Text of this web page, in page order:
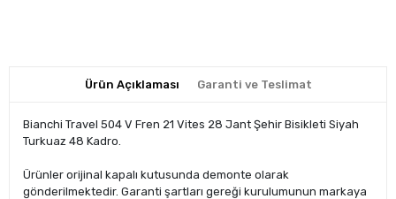
Ürün Açıklaması Garanti ve Teslimat
Bianchi Travel 504 V Fren 21 Vites 28 Jant Şehir Bisikleti Siyah
Turkuaz 48 Kadro.
Ürünler orijinal kapalı kutusunda demonte olarak
gönderilmektedir. Garanti şartları gereği kurulumunun markaya